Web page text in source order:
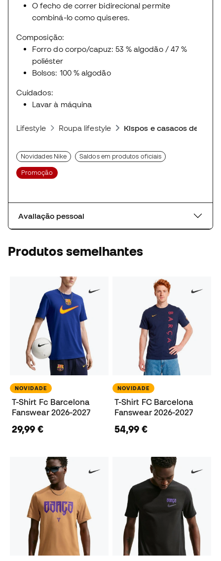
O fecho de correr bidirecional permite
combiná-lo como quiseres.
Composição:
Forro do corpo/capuz: 53 % algodão / 47 %
poliéster
Bolsos: 100 % algodão
Cuidados:
Lavar à máquina
Lifestyle Roupa lifestyle Kispos e casacos
Novidades Nike Saldos em produtos oficiais
Promoção
Avaliação pessoal
Produtos semelhantes
NOVIDADE
T-Shirt Fc Barcelona
Fanswear 2026-2027
29,99 €
NOVIDADE
T-Shirt FC Barcelona
Fanswear 2026-2027
54,99 €